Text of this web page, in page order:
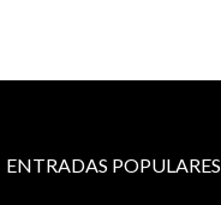
ENTRADAS POPULARES